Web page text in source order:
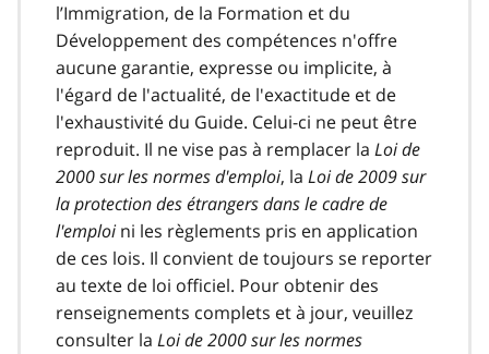
l’Immigration, de la Formation et du
Développement des compétences n'offre
aucune garantie, expresse ou implicite, à
l'égard de l'actualité, de l'exactitude et de
l'exhaustivité du Guide. Celui-ci ne peut être
reproduit. Il ne vise pas à remplacer la Loi de
2000 sur les normes d'emploi, la Loi de 2009 sur
la protection des étrangers dans le cadre de
l'emploini les règlements pris en application
de ces lois. Il convient de toujours se reporter
au texte de loi officiel. Pour obtenir des
renseignements complets et à jour, veuillez
consulter la Loi de 2000 sur les normes